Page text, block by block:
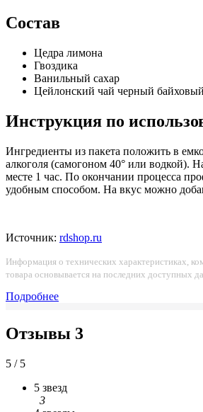
Состав
Цедра лимона
Гвоздика
Ванильный сахар
Цейлонский чай черный байховый
Инструкция по
Ингредиенты из пакета положить в
алкоголя (самогоном 40° или водкой).
месте 1 час. По окончании процесса
удобным способом. На вкус можно
Источник: rdshop.ru
Информация о технических характеристиках,
товара основывается на последних доступных
Подробнее
Отзывы 3
5 / 5
5 звезд
3